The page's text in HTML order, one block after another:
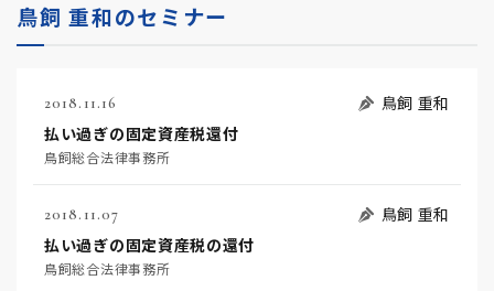
鳥飼 重和のセミナー
2018.11.16
鳥飼 重和
払い過ぎの固定資産税還付
鳥飼総合法律事務所
2018.11.07
鳥飼 重和
払い過ぎの固定資産税の還付
鳥飼総合法律事務所